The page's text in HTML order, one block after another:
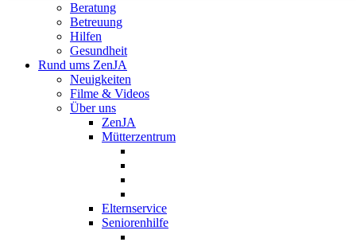
Beratung
Betreuung
Hilfen
Gesundheit
Rund ums ZenJA
Neuigkeiten
Filme & Videos
Über uns
ZenJA
Mütterzentrum
Elternservice
Seniorenhilfe